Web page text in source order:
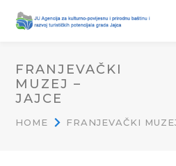
FRANJEVAČKI
MUZEJ –
JAJCE
HOME FRANJEVAČKI